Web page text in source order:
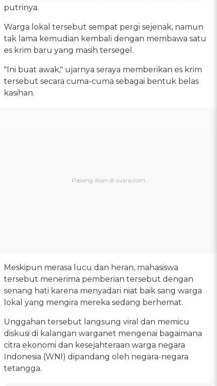
putrinya.
Warga lokal tersebut sempat pergi sejenak, namun
tak lama kemudian kembali dengan membawa satu
es krim baru yang masih tersegel.
"Ini buat awak," ujarnya seraya memberikan es krim
tersebut secara cuma-cuma sebagai bentuk belas
kasihan.
Meskipun merasa lucu dan heran, mahasiswa
tersebut menerima pemberian tersebut dengan
senang hati karena menyadari niat baik sang warga
lokal yang mengira mereka sedang berhemat.
Unggahan tersebut langsung viral dan memicu
diskusi di kalangan warganet mengenai bagaimana
citra ekonomi dan kesejahteraan warga negara
Indonesia (WNI) dipandang oleh negara-negara
tetangga.